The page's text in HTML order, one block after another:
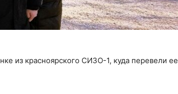
из красноярского СИЗО-1, куда перевели ее